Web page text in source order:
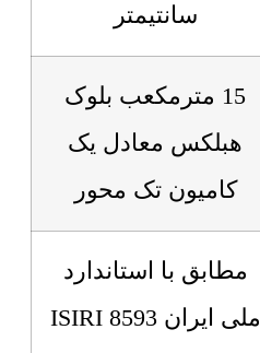
سانتیمتر
15 مترمکعب بلوک
هبلکس معادل یک
کامیون تک محور
مطابق با استاندارد
ملی ایران 8593 ISIRI